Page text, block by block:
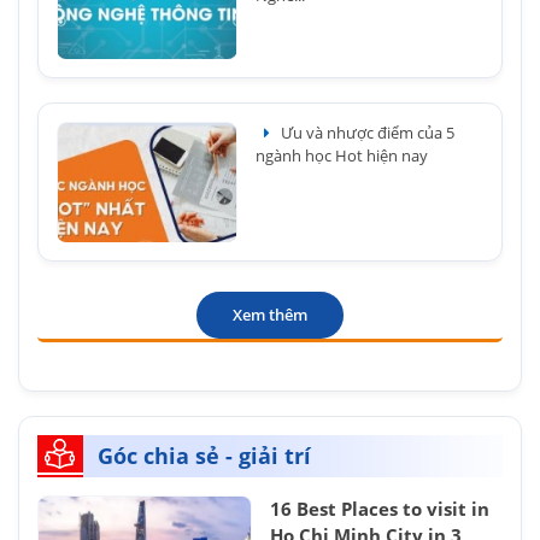
Ưu và nhược điểm của 5
ngành học Hot hiện nay
Xem thêm
Góc chia sẻ - giải trí
16 Best Places to visit in
Ho Chi Minh City in 3